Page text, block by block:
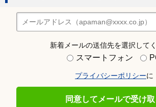
新着メールの送信先を選択して
スマートフォン
プライバシーポリシーに
同意してメールで受け